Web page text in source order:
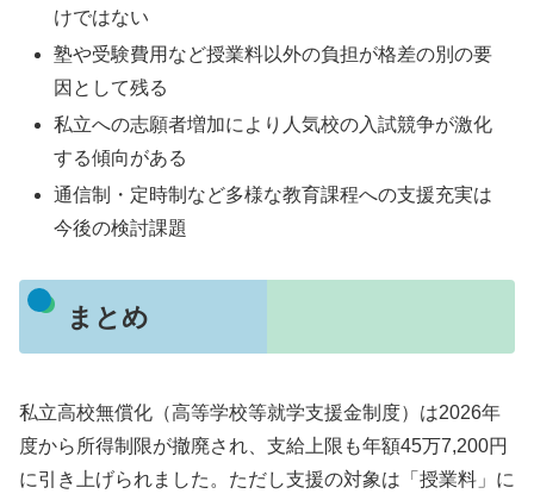
けではない
塾や受験費用など授業料以外の負担が格差の別の要
因として残る
私立への志願者増加により人気校の入試競争が激化
する傾向がある
通信制・定時制など多様な教育課程への支援充実は
今後の検討課題
まとめ
私立高校無償化（高等学校等就学支援金制度）は2026年
度から所得制限が撤廃され、支給上限も年額45万7,200円
に引き上げられました。ただし支援の対象は「授業料」に